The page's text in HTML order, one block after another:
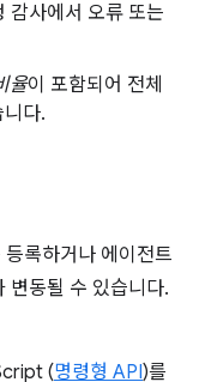
감사에서 오류 또는
율이 포함되어 전체
다.
록하거나 에이전트
변동될 수 있습니다.
(명령형 API)를